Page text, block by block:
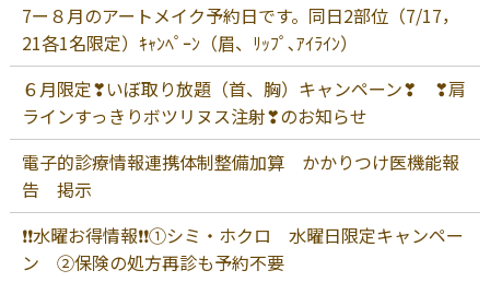
7ー８月のアートメイク予約日です。同日2部位（7/17，
21各1名限定）ｷｬﾝﾍﾟｰﾝ（眉、ﾘｯﾌﾟ､ｱｲﾗｲﾝ）
６月限定❣いぼ取り放題（首、胸）キャンペーン❣ ❣肩
ラインすっきりボツリヌス注射❣のお知らせ
電子的診療情報連携体制整備加算 かかりつけ医機能報
告 掲示
❗❗水曜お得情報❗❗①シミ・ホクロ 水曜日限定キャンペー
ン ②保険の処方再診も予約不要